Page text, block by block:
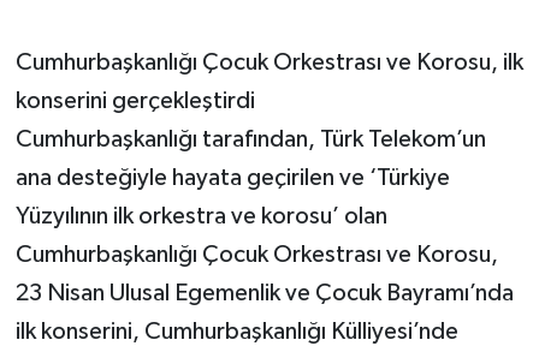
Cumhurbaşkanlığı Çocuk Orkestrası ve Korosu, ilk
konserini gerçekleştirdi
Cumhurbaşkanlığı tarafından, Türk Telekom’un
ana desteğiyle hayata geçirilen ve ‘Türkiye
Yüzyılının ilk orkestra ve korosu’ olan
Cumhurbaşkanlığı Çocuk Orkestrası ve Korosu,
23 Nisan Ulusal Egemenlik ve Çocuk Bayramı’nda
ilk konserini, Cumhurbaşkanlığı Külliyesi’nde